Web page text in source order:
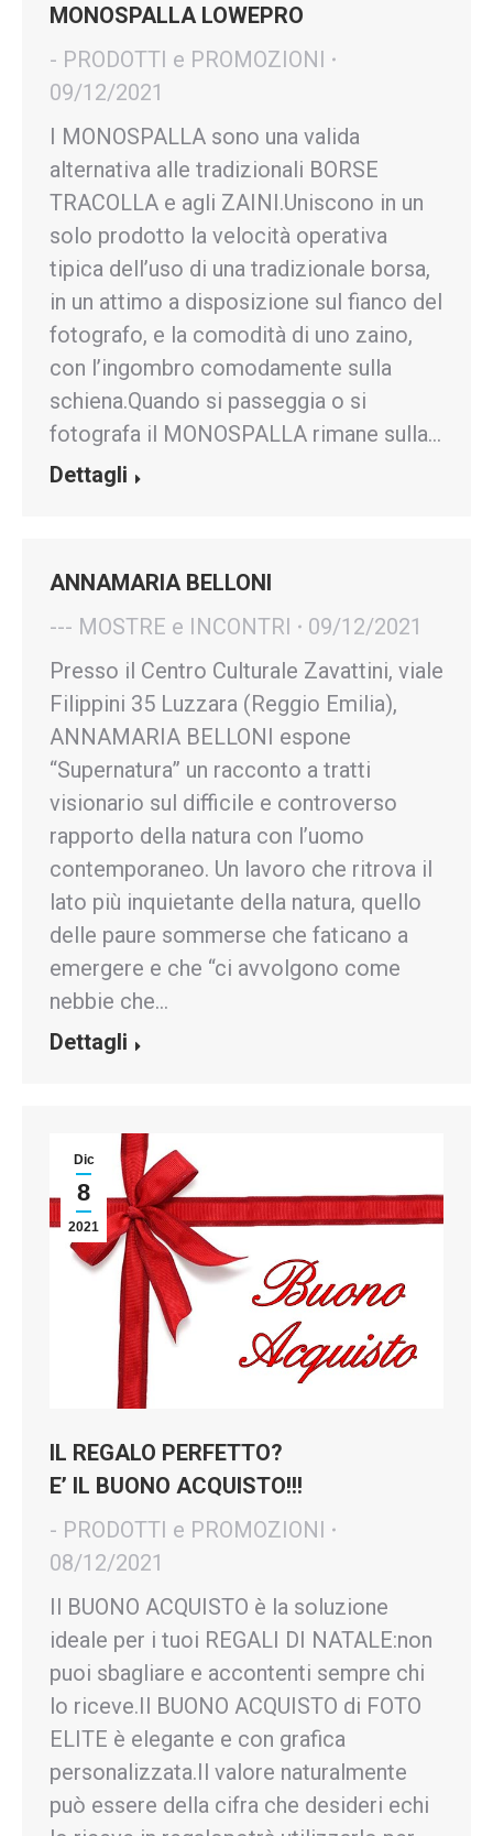
MONOSPALLA LOWEPRO
- PRODOTTI e PROMOZIONI
09/12/2021
I MONOSPALLA sono una valida
alternativa alle tradizionali BORSE
TRACOLLA e agli ZAINI.Uniscono in un
solo prodotto la velocità operativa
tipica dell’uso di una tradizionale borsa,
in un attimo a disposizione sul fianco del
fotografo, e la comodità di uno zaino,
con l’ingombro comodamente sulla
schiena.Quando si passeggia o si
fotografa il MONOSPALLA rimane sulla…
Dettagli
ANNAMARIA BELLONI
--- MOSTRE e INCONTRI
09/12/2021
Presso il Centro Culturale Zavattini, viale
Filippini 35 Luzzara (Reggio Emilia),
ANNAMARIA BELLONI espone
“Supernatura” un racconto a tratti
visionario sul difficile e controverso
rapporto della natura con l’uomo
contemporaneo. Un lavoro che ritrova il
lato più inquietante della natura, quello
delle paure sommerse che faticano a
emergere e che “ci avvolgono come
nebbie che…
Dettagli
Dic
8
2021
IL REGALO PERFETTO?
E’ IL BUONO ACQUISTO!!!
- PRODOTTI e PROMOZIONI
08/12/2021
Il BUONO ACQUISTO è la soluzione
ideale per i tuoi REGALI DI NATALE:non
puoi sbagliare e accontenti sempre chi
lo riceve.Il BUONO ACQUISTO di FOTO
ELITE è elegante e con grafica
personalizzata.Il valore naturalmente
può essere della cifra che desideri echi